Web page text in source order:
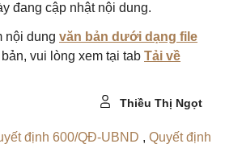
đang cập nhật nội dung.
nội dung văn bản dưới dạng file
vui lòng xem tại tab Tải về
Thiều Thị Ngọt
định 600/QĐ-UBND , Quyết định